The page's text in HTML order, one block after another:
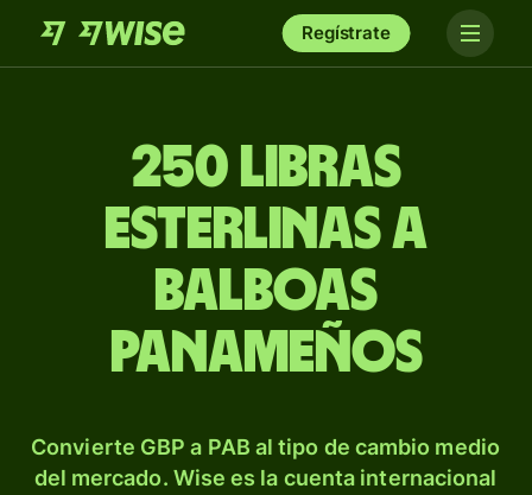
Regístrate
250 libras
esterlinas a
balboas
panameños
Convierte GBP a PAB al tipo de cambio medio
del mercado. Wise es la cuenta internacional